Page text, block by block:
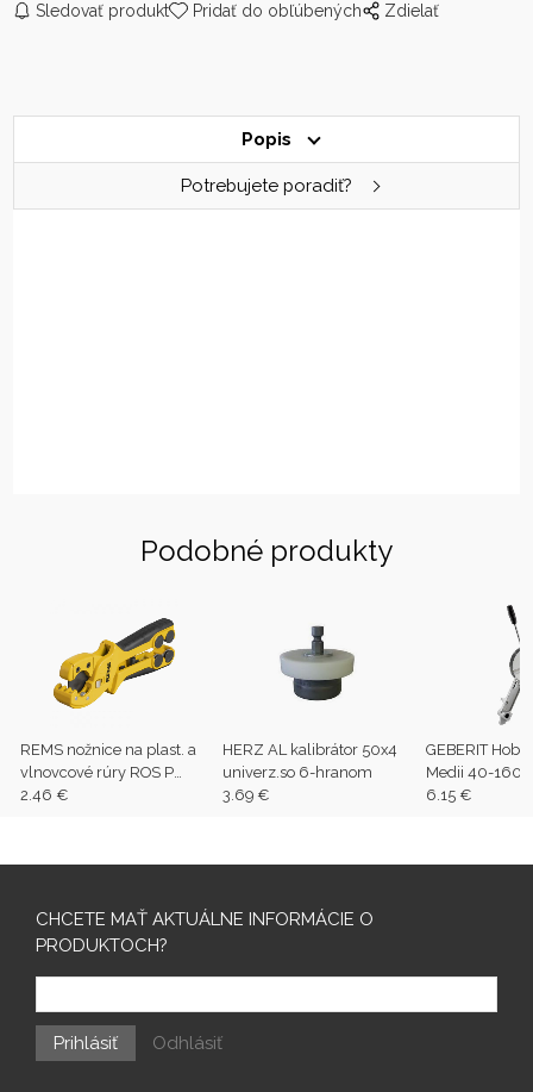
Sledovať produkt Pridať do obľúbených Zdielať
Popis
Potrebujete poradiť?
Podobné produkty
REMS nožnice na plast. a
vlnovcové rúry ROS P
26/SW 35 (VE=8ks)
2.46 €
HERZ AL kalibrátor 50x4
univerz.so 6-hranom
3.69 €
GEBERIT
Medii 40-160
6.15 €
CHCETE MAŤ AKTUÁLNE INFORMÁCIE O
PRODUKTOCH?
Prihlásiť Odhlásiť